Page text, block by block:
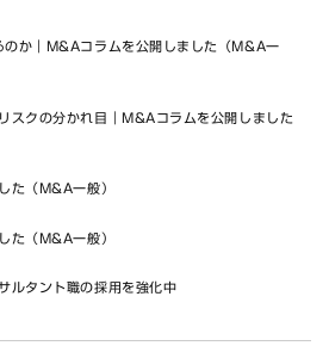
のか｜M&Aコラムを公開しました（M&A一
スクの分かれ目｜M&Aコラムを公開しました
た（M&A一般）
た（M&A一般）
ルタント職の採用を強化中